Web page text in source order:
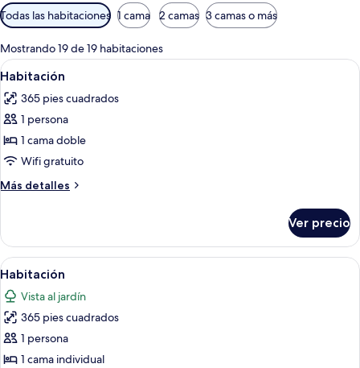
Filtros
disponibles
para
las
habitaciones
Todas las habitaciones 1 cama 2 camas 3 camas o más
Mostrando 19 de 19 habitaciones
Abrir
todas
las
fotos
de
Habitación
Ropa de cama de alta calidad y
4
Habitación
365 pies cuadrados
1 persona
1 cama doble
Wifi gratuito
Más detalles
Más
Ver precio
Abrir
todas
las
fotos
de
Habitación
Ropa de cama de alta calidad y
4
Habitación
Vista al jardín
365 pies cuadrados
1 persona
1 cama individual